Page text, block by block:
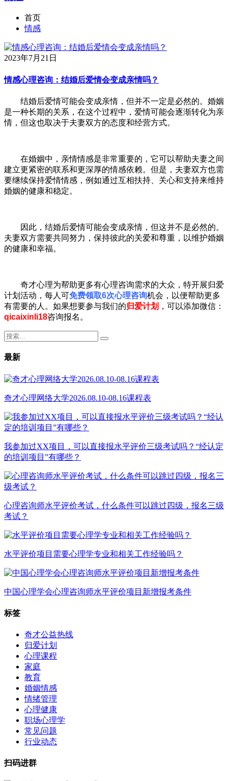
首页
情感
2023年7月21日
情感心理咨询：结婚后爱情会变成亲情吗？
结婚后爱情可能会变成亲情，但并不一定是必然的。婚姻
是一种长期的关系，在这个过程中，爱情可能会逐渐转化为亲
情，但这也取决于夫妻双方的态度和经营方式。
在婚姻中，亲情情感是非常重要的，它可以帮助夫妻之间
建立更紧密的联系和更深厚的情感依赖。但是，夫妻双方也需
要继续保持爱情情感，例如通过互相扶持、关心和支持来维持
婚姻的健康和稳定。
因此，结婚后爱情可能会变成亲情，但这并不是必然的。
夫妻双方需要共同努力，保持彼此的关爱和尊重，以维护婚姻
的健康和幸福。
奇才心理为帮助更多有心理咨询需求的大众，特开展归爱
计划活动，每人可免费领取6次心理咨询机会，以便帮助更多
有需要的人。如果想要参与我们的归爱计划 ，可以添加微信：
qicaixinli18咨询报名。
最新
奇才心理网络大学2026.08.10-08.16课程表
我参加过XX项目，可以直接报水平评价三级考试吗？“经认定
的培训项目”有哪些？
心理咨询师水平评价考试，什么条件可以跳过四级，报名三级
考试？
水平评价项目需要心理学专业和相关工作经验吗？
中国心理学会心理咨询师水平评价项目新增报考条件
标签
奇才公益热线
归爱计划
心理课程
家庭
教育
婚姻情感
情绪管理
心理健康
职场心理学
常见问题
行业动态
扫码进群